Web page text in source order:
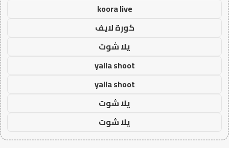
koora live
كورة لايف
يلا شوت
yalla shoot
yalla shoot
يلا شوت
يلا شوت